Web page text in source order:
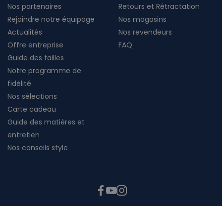
Nos partenaires
Rejoindre notre équipage
Actualités
Offre entreprise
Retours et Rétractation
Nos magasins
Nos revendeurs
FAQ
Guide des tailles
Notre programme de
fidélité
Nos sélections
Carte cadeau
Guide des matières et
entretien
Nos conseils style